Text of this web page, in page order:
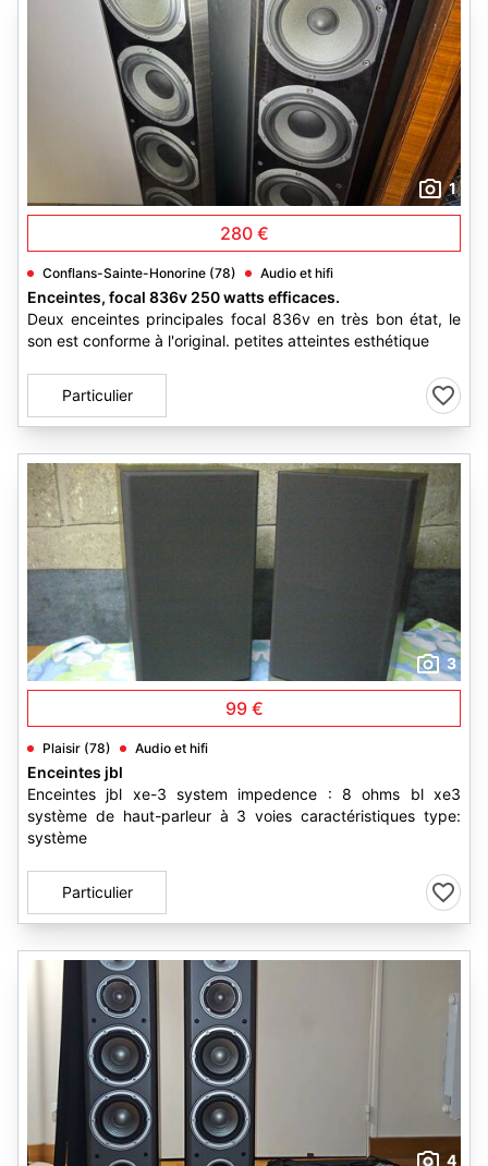
1
280 €
Conflans-Sainte-Honorine (78) Audio et hifi
Enceintes, focal 836v 250 watts efficaces.
Deux enceintes principales focal 836v en très bon état, le
son est conforme à l'original. petites atteintes esthétique
Particulier
3
99 €
Plaisir (78) Audio et hifi
Enceintes jbl
Enceintes jbl xe-3 system impedence : 8 ohms bl xe3
système de haut-parleur à 3 voies caractéristiques type:
système
Particulier
4